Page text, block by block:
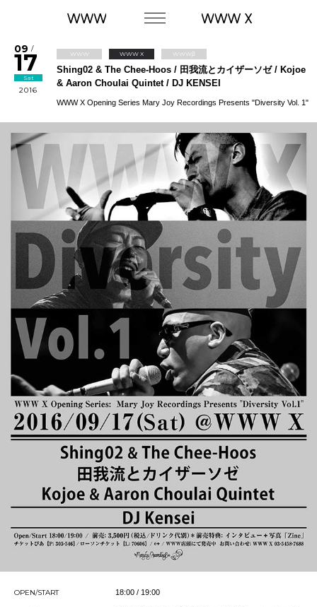
09 /
17
Sat
2016
WWW WWW X WWWβ
Shing02 & The Chee-Hoos / 田我流とカイザーソゼ / Kojoe
& Aaron Choulai Quintet / DJ KENSEI
WWW X Opening Series Mary Joy Recordings Presents "Diversity Vol. 1"
OPEN/START 18:00 / 19:00